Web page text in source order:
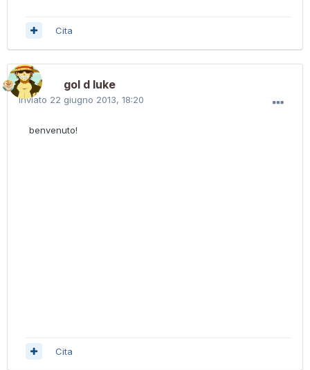
Cita
gol d luke
Inviato 22 giugno 2013, 18:20
benvenuto!
Cita